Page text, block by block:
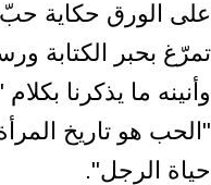
على الورق حكاية
تمرّغ بحبر الكتابة
وأنينه ما يذكرنا
"الحب هو تاريخ
حياة الرجل".